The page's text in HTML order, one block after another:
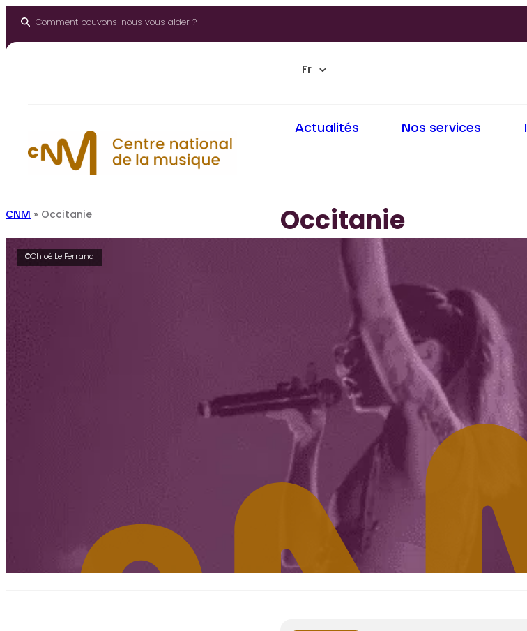
Comment pouvons-nous vous aider ?
Fr
Actualités Nos services
CNM » Occitanie Occitanie
©Chloé Le Ferrand